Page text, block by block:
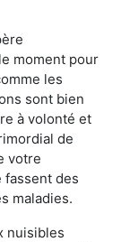
moment pour
les
sont bien
à volonté et
de
votre
fassent des
maladies.
nuisibles